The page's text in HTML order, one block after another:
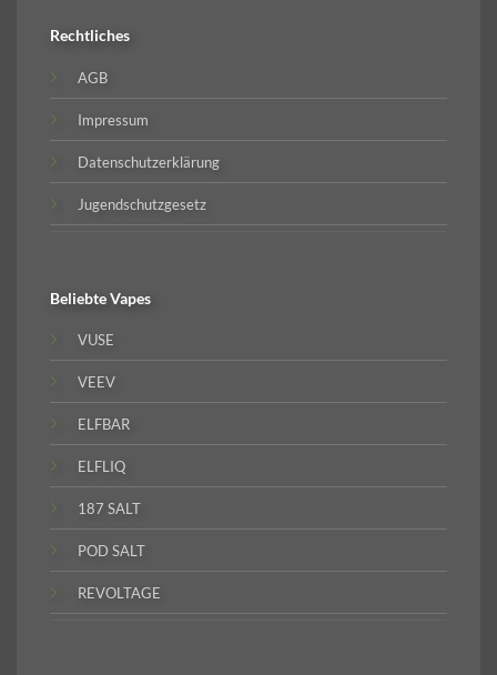
Rechtliches
AGB
Impressum
Datenschutzerklärung
Jugendschutzgesetz
BeliebteVapes
VUSE
VEEV
ELFBAR
ELFLIQ
187 SALT
POD SALT
REVOLTAGE